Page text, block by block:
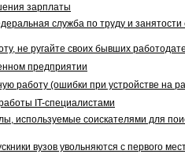
зарплаты
служба по труду и занятости
не ругайте своих бывших
предприятии
работу (ошибки при устройстве на
IT-специалистами
используемые соискателями для
вузов увольняются с первого